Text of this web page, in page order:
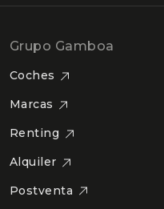
Grupo Gamboa
Coches
Marcas
Renting
Alquiler
Postventa